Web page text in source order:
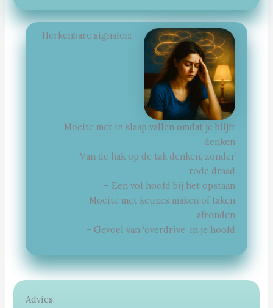
Herkenbare signalen:
– Moeite met in slaap vallen omdat je blijft
denken
– Van de hak op de tak denken, zonder
rode draad
– Een vol hoofd bij het opstaan
– Moeite met keuzes maken of taken
afronden
– Gevoel van ‘overdrive’ in je hoofd
Advies: